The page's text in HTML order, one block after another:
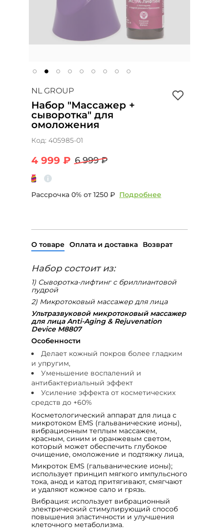
NL GROUP
Набор "Массажер +
сыворотка" для
омоложения
Код: 405985-01
4 999 ₽ 6 999 ₽
Рассрочка 0% от 1250 ₽ Подробнее
О товаре Оплата и доставка Возврат
Набор состоит из:
1) Сыворотка-лифтинг с бриллиантовой
пудрой
2) Микротоковый массажер для лица
Ультразвуковой микротоковый массажер
для лица Anti-Aging & Rejuvenation
Device M8807
Особенности
Делает кожный покров более гладким
и упругим,
Уменьшение воспалений и
антибактериальный эффект
Усиление эффекта от косметических
средств до +60%
Косметологический аппарат для лица с
микротоком EMS (гальванические ионы),
вибрационным теплым массажем,
красным, синим и оранжевым светом,
который может обеспечить глубокое
очищение, омоложение и подтяжку лица,
Микроток ЕМS (гальванические ионы);
использует принцип мягкого импульсного
тока, анод и катод притягивают, смягчают
и удаляют кожное сало и грязь.
Вибрация: использует вибрационный
электрический стимулирующий способ
повышения эластичности и улучшения
клеточного метаболизма.